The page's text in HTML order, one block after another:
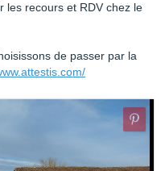
les recours et RDV chez le
de passer par la